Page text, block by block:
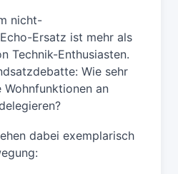
nicht-
Ersatz ist mehr als
Technik-Enthusiasten.
Wie sehr
an
dabei exemplarisch